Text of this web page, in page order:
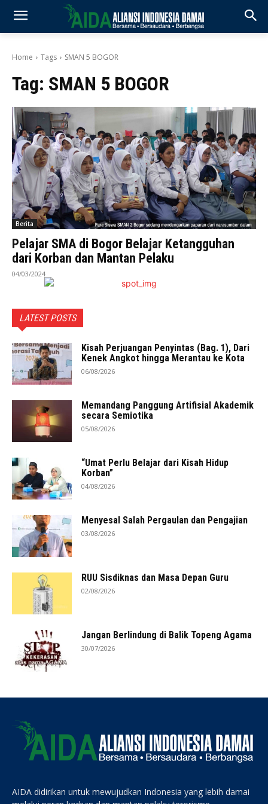
Home Tags SMAN 5 BOGOR
Tag: SMAN 5 BOGOR
Berita
Pelajar SMA di Bogor Belajar Ketangguhan
dari Korban dan Mantan Pelaku
04/03/2024
LATEST POSTS
Kisah Perjuangan Penyintas (Bag. 1), Dari
Kenek Angkot hingga Merantau ke Kota
06/08/2026
Memandang Panggung Artifisial Akademik
secara Semiotika
05/08/2026
“Umat Perlu Belajar dari Kisah Hidup
Korban”
04/08/2026
Menyesal Salah Pergaulan dan Pengajian
03/08/2026
RUU Sisdiknas dan Masa Depan Guru
02/08/2026
Jangan Berlindung di Balik Topeng Agama
30/07/2026
AIDA didirikan untuk mewujudkan Indonesia yang lebih damai